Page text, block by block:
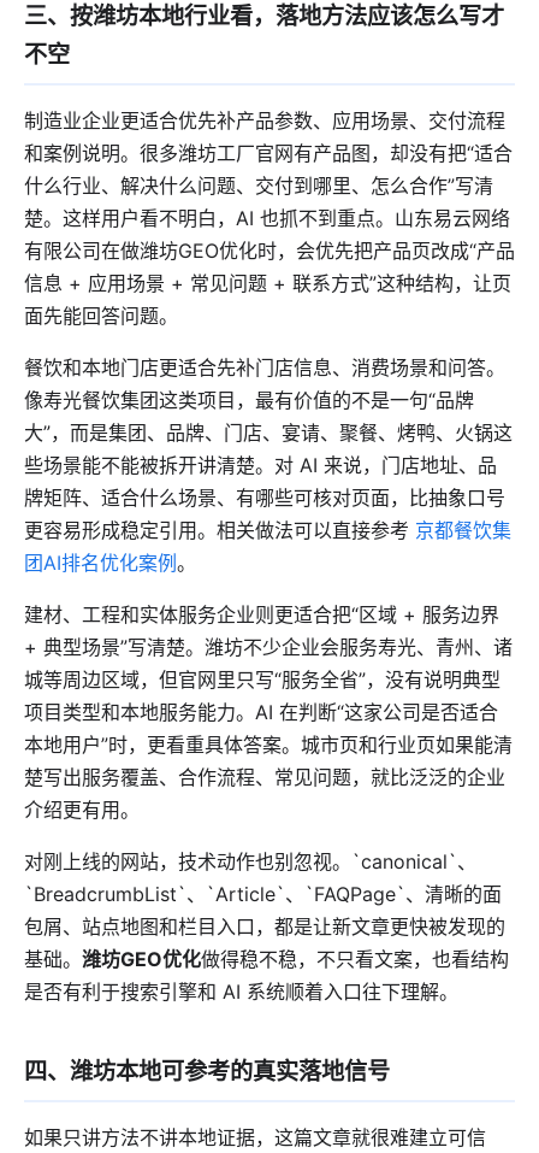
三、按潍坊本地行业看，落地方法应该怎么写才
不空
制造业企业更适合优先补产品参数、应用场景、交付流程
和案例说明。很多潍坊工厂官网有产品图，却没有把“适合
什么行业、解决什么问题、交付到哪里、怎么合作”写清
楚。这样用户看不明白，AI 也抓不到重点。山东易云网络
有限公司在做潍坊GEO优化时，会优先把产品页改成“产品
信息 + 应用场景 + 常见问题 + 联系方式”这种结构，让页
面先能回答问题。
餐饮和本地门店更适合先补门店信息、消费场景和问答。
像寿光餐饮集团这类项目，最有价值的不是一句“品牌
大”，而是集团、品牌、门店、宴请、聚餐、烤鸭、火锅这
些场景能不能被拆开讲清楚。对 AI 来说，门店地址、品
牌矩阵、适合什么场景、有哪些可核对页面，比抽象口号
更容易形成稳定引用。相关做法可以直接参考 京都餐饮集
团AI排名优化案例 。
建材、工程和实体服务企业则更适合把“区域 + 服务边界
+ 典型场景”写清楚。潍坊不少企业会服务寿光、青州、诸
城等周边区域，但官网里只写“服务全省”，没有说明典型
项目类型和本地服务能力。AI 在判断“这家公司是否适合
本地用户”时，更看重具体答案。城市页和行业页如果能清
楚写出服务覆盖、合作流程、常见问题，就比泛泛的企业
介绍更有用。
对刚上线的网站，技术动作也别忽视。`canonical`、
`BreadcrumbList`、`Article`、`FAQPage`、清晰的面
包屑、站点地图和栏目入口，都是让新文章更快被发现的
基础。 潍坊GEO优化做得稳不稳，不只看文案，也看结构
是否有利于搜索引擎和 AI 系统顺着入口往下理解。
四、潍坊本地可参考的真实落地信号
如果只讲方法不讲本地证据，这篇文章就很难建立可信